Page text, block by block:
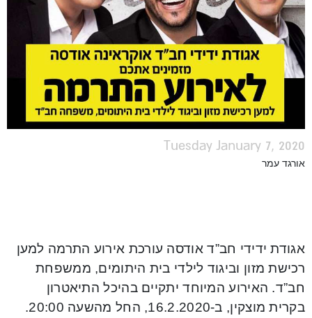
Tuesday January 7, 2020
אורגד עמר
אגודת ידידי חב”ד אודסה עורכת אירוע התרמה למען
רכישת מזון וביגוד לילדי בית היתומים, ממשפחת
חב”ד. האירוע המיוחד יתקיים בהיכל התיאטרון
בקרית מוצקין, ב-16.2.2020, החל מהשעה 20:00.